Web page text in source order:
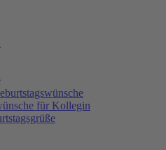
für Kollegin